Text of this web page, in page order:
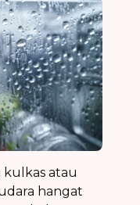
kulkas atau
hangat